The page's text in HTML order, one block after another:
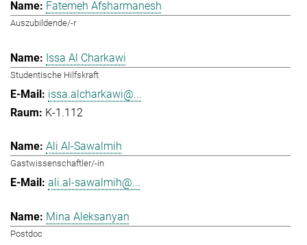
Fatemeh Afsharmanesh
Auszubildende/-r
Issa Al Charkawi
Studentische Hilfskraft
issa.alcharkawi@...
K-1.112
Ali Al-Sawalmih
Gastwissenschaftler/-in
ali.al-sawalmih@...
Mina Aleksanyan
Postdoc